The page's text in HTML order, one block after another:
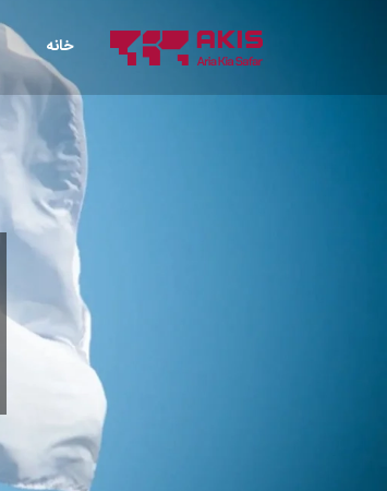
خانه